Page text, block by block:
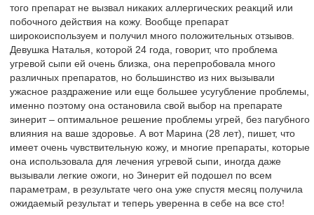
того препарат не вызвал никаких аллергических реакций или
побочного действия на кожу. Вообще препарат
широкоиспользуем и получил много положительных отзывов.
Девушка Наталья, которой 24 года, говорит, что проблема
угревой сыпи ей очень близка, она перепробовала много
различных препаратов, но большинство из них вызывали
ужасное раздражение или еще большее усугубление проблемы,
именно поэтому она остановила свой выбор на препарате
зинерит – оптимальное решение проблемы угрей, без пагубного
влияния на ваше здоровье. А вот Марина (28 лет), пишет, что
имеет очень чувствительную кожу, и многие препараты, которые
она использовала для лечения угревой сыпи, иногда даже
вызывали легкие ожоги, но Зинерит ей подошел по всем
параметрам, в результате чего она уже спустя месяц получила
ожидаемый результат и теперь уверенна в себе на все сто!